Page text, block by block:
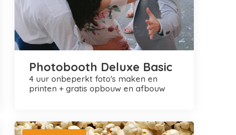
Photobooth Deluxe Basic
4 uur onbeperkt foto's maken en
printen + gratis opbouw en afbouw